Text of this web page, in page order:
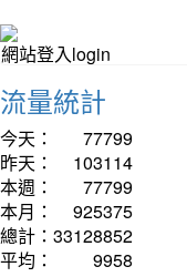
網站登入login
流量統計
今天：
77799
昨天：
103114
本週：
77799
本月：
925375
總計： 33128852
平均：
9958